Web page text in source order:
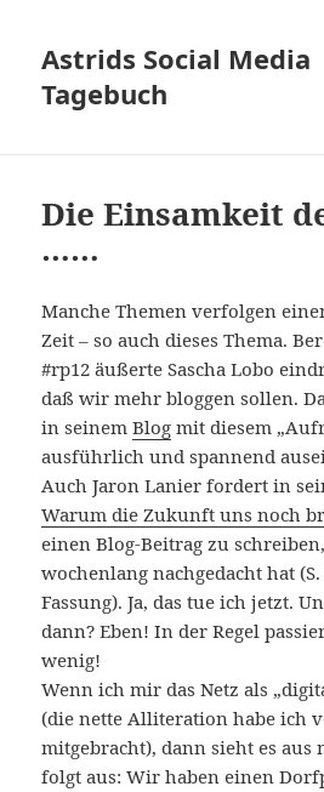
Astrids Social Media
Tagebuch
Die Einsamkeit
……
Manche Themen verfolgen
Zeit – so auch dieses Thema.
#rp12 äußerte Sascha Lobo
daß wir mehr bloggen sollen.
in seinemBlog mit diesem
ausführlich und spannend
Auch Jaron Lanier fordert in
Warum die Zukunft uns noch
einen Blog-Beitrag zu
wochenlang nachgedacht hat
Fassung). Ja, das tue ich jetzt.
dann? Eben! In der Regel
wenig!
Wenn ich mir das Netz als
(die nette Alliteration habe ich
mitgebracht), dann sieht es aus
folgt aus: Wir haben einen